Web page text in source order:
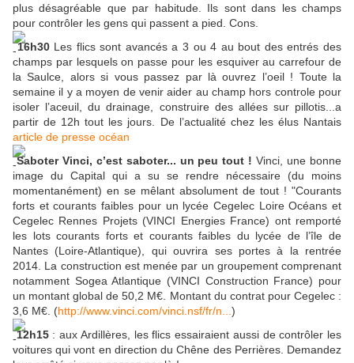
plus désagréable que par habitude. Ils sont dans les champs
pour contrôler les gens qui passent a pied. Cons.
16h30Les flics sont avancés a 3 ou 4 au bout des entrés des
champs par lesquels on passe pour les esquiver au carrefour de
la Saulce, alors si vous passez par là ouvrez l’oeil ! Toute la
semaine il y a moyen de venir aider au champ hors controle pour
isoler l’aceuil, du drainage, construire des allées sur pillotis...a
partir de 12h tout les jours. De l’actualité chez les élus Nantais
article de presse océan
Saboter Vinci, c’est saboter... un peu tout ! Vinci, une bonne
image du Capital qui a su se rendre nécessaire (du moins
momentanément) en se mêlant absolument de tout ! "Courants
forts et courants faibles pour un lycée Cegelec Loire Océans et
Cegelec Rennes Projets (VINCI Energies France) ont remporté
les lots courants forts et courants faibles du lycée de l’île de
Nantes (Loire-Atlantique), qui ouvrira ses portes à la rentrée
2014. La construction est menée par un groupement comprenant
notamment Sogea Atlantique (VINCI Construction France) pour
un montant global de 50,2 M€. Montant du contrat pour Cegelec :
3,6 M€. (http://www.vinci.com/vinci.nsf/fr/n... )
12h15: aux Ardillères, les flics essairaient aussi de contrôler les
voitures qui vont en direction du Chêne des Perrières. Demandez